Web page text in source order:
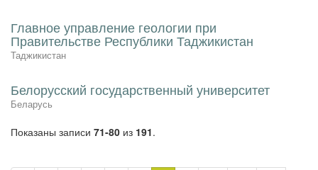
Главное управление геологии при
Правительстве Республики Таджикистан
Таджикистан
Белорусский государственный университет
Беларусь
Показаны записи 71-80 из 191.